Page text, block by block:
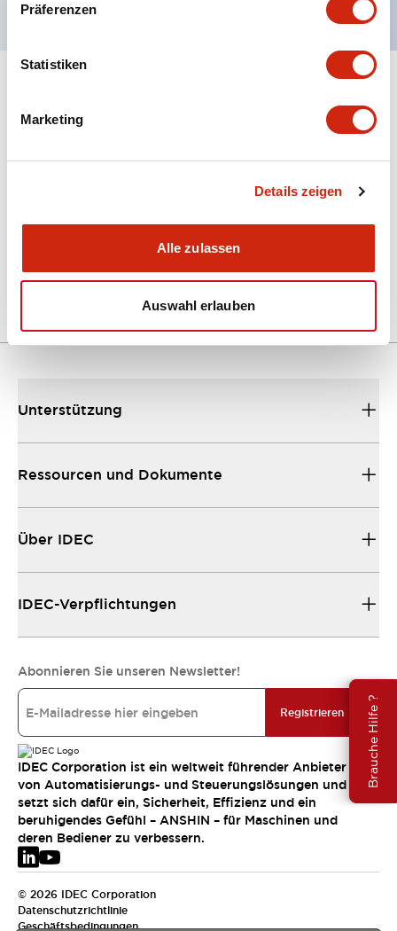
Präferenzen
Statistiken
Marketing
Details zeigen
Alle zulassen
Auswahl erlauben
Brauche Hilfe ?
Kataloge & Broschüren
.PDF498.62KB
Unterstützung
Ressourcen und Dokumente
Über IDEC
IDEC-Verpflichtungen
Abonnieren Sie unseren Newsletter!
Registrieren
IDEC Corporation ist ein weltweit führender Anbieter
von Automatisierungs- und Steuerungslösungen und
setzt sich dafür ein, Sicherheit, Effizienz und ein
beruhigendes Gefühl – ANSHIN – für Maschinen und
deren Bediener zu verbessern.
© 2026 IDEC Corporation
Datenschutzrichtlinie
Geschäftsbedingungen